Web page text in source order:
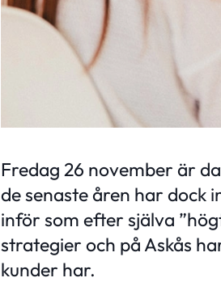
Fredag 26 november är
de senaste åren har dock
inför som efter själva
strategier och på Askås
kunder har.